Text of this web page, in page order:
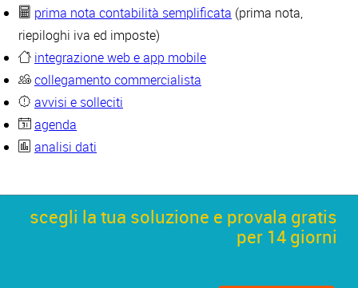
prima nota contabilità semplificata (prima nota,
riepiloghi iva ed imposte)
integrazione web e app mobile
collegamento commercialista
avvisi e solleciti
agenda
analisi dati
scegli la tua soluzione e provala gratis
per 14 giorni